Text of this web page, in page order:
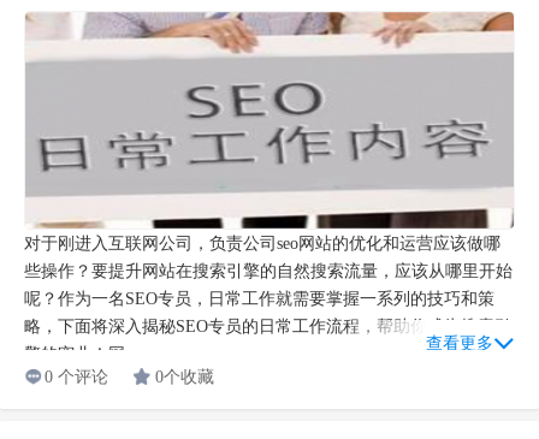
对于刚进入互联网公司，负责公司seo网站的优化和运营应该做哪
些操作？要提升网站在搜索引擎的自然搜索流量，应该从哪里开始
呢？作为一名SEO专员，日常工作就需要掌握一系列的技巧和策
略，下面将深入揭秘SEO专员的日常工作流程，帮助你成为搜索引
擎的宠儿！网...
查看更多
0 个评论
0个收藏